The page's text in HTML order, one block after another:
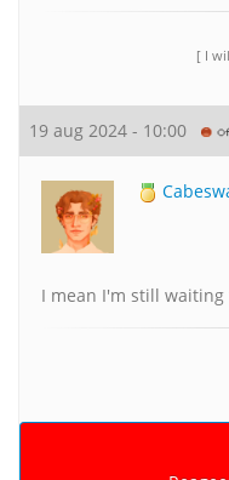
[ I
19 aug 2024 - 10:00
I mean I'm still waiting